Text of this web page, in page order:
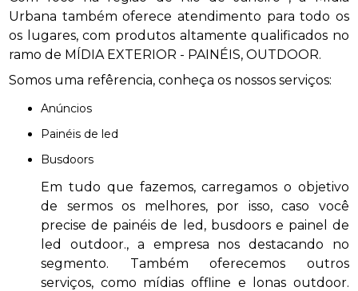
Urbana também oferece atendimento para todo os
os lugares, com produtos altamente qualificados no
ramo de MÍDIA EXTERIOR - PAINÉIS, OUTDOOR.
Somos uma refêrencia, conheça os nossos serviços:
anúncios
painéis de led
busdoors
Em tudo que fazemos, carregamos o objetivo
de sermos os melhores, por isso, caso você
precise de painéis de led, busdoors e painel de
led outdoor., a empresa nos destacando no
segmento. Também oferecemos outros
serviços, como mídias offline e lonas outdoor.